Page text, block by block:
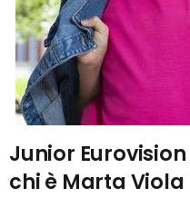
Junior Eurovision
chi è Marta Viola